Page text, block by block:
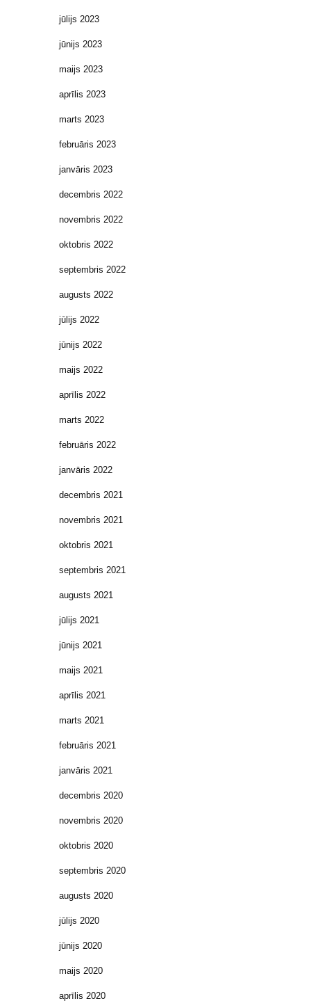
jūlijs 2023
jūnijs 2023
maijs 2023
aprīlis 2023
marts 2023
februāris 2023
janvāris 2023
decembris 2022
novembris 2022
oktobris 2022
septembris 2022
augusts 2022
jūlijs 2022
jūnijs 2022
maijs 2022
aprīlis 2022
marts 2022
februāris 2022
janvāris 2022
decembris 2021
novembris 2021
oktobris 2021
septembris 2021
augusts 2021
jūlijs 2021
jūnijs 2021
maijs 2021
aprīlis 2021
marts 2021
februāris 2021
janvāris 2021
decembris 2020
novembris 2020
oktobris 2020
septembris 2020
augusts 2020
jūlijs 2020
jūnijs 2020
maijs 2020
aprīlis 2020